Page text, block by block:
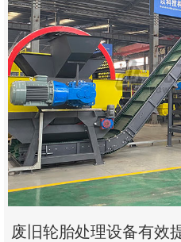
场
方
案
动
态
联
系
郑
州
市
九
废旧轮胎处理设备有效